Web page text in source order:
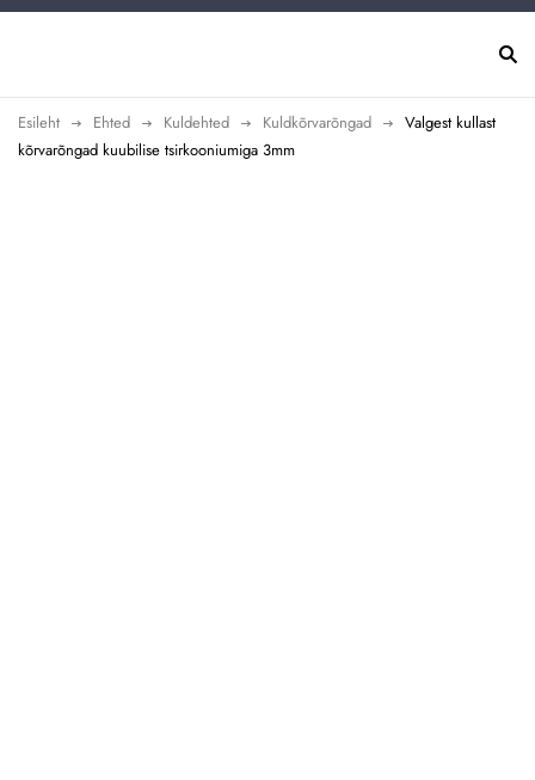
Esileht Ehted Kuldehted Kuldkõrvarõngad
Valgest kullast
kõrvarõngad kuubilise tsirkooniumiga 3mm